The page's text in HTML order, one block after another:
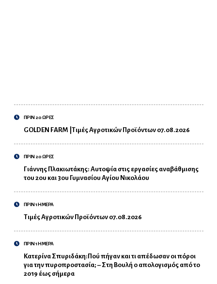
ΠΡΙΝ 20 ΩΡΕΣ
GOLDEN FARM |Τιμές Αγροτικών Προϊόντων 07.08.2026
ΠΡΙΝ 20 ΩΡΕΣ
Γιάννης Πλακιωτάκης: Αυτοψία στις εργασίες αναβάθμισης
του 2ου και 3ου Γυμνασίου Αγίου Νικολάου
ΠΡΙΝ 1 ΗΜΕΡΑ
Τιμές Αγροτικών Προϊόντων 07.08.2026
ΠΡΙΝ 1 ΗΜΕΡΑ
Κατερίνα Σπυριδάκη:Πού πήγαν και τι απέδωσαν οι πόροι
για την πυροπροστασία; – Στη Βουλή ο απολογισμός από το
2019 έως σήμερα